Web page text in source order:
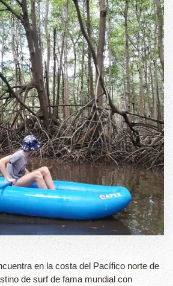
en la costa del Pacífico norte de
de surf de fama mundial con